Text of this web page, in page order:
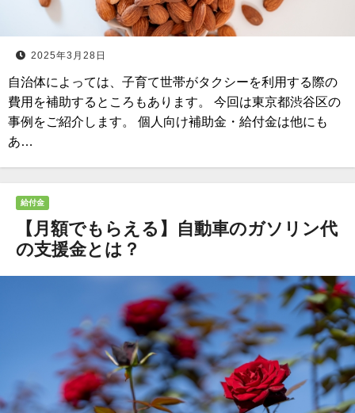
2025年3月28日
自治体によっては、子育て世帯がタクシーを利用する際の
費用を補助するところもあります。 今回は東京都渋谷区の
事例をご紹介します。 個人向け補助金・給付金は他にも
あ…
給付金
【月額でもらえる】自動車のガソリン代
の支援金とは？